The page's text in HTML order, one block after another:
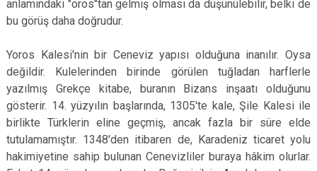
Çatalca
Eyüpsultan
Şile
Şişli
Sultangazi
anlamındaki "oros"tan gelmiş olması da düşünülebilir, belki de
bu görüş daha doğrudur.
Yoros Kalesi'nin bir Ceneviz yapısı olduğuna inanılır. Oysa
değildir. Kulelerinden birinde görülen tuğladan harflerle
yazılmış Grekçe kitabe, buranın Bizans inşaatı olduğunu
gösterir. 14. yüzyılın başlarında, 1305'te kale, Şile Kalesi ile
birlikte Türklerin eline geçmiş, ancak fazla bir süre elde
tutulamamıştır. 1348'den itibaren de, Karadeniz ticaret yolu
hakimiyetine sahip bulunan Cenevizliler buraya hâkim olurlar.